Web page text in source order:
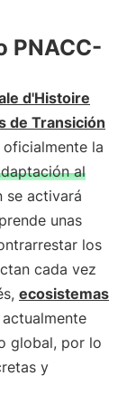
PNACC-
d'Histoire
de Transición
oficialmente la
al
se activará
unas
los
cada vez
ecosistemas
global, por lo
y